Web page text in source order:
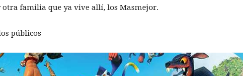
otra familia que ya vive allí, los Masmejor.
públicos